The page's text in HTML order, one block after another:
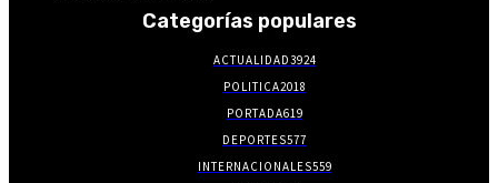
Categorías populares
ACTUALIDAD3924
POLITICA2018
PORTADA619
DEPORTES577
INTERNACIONALES559